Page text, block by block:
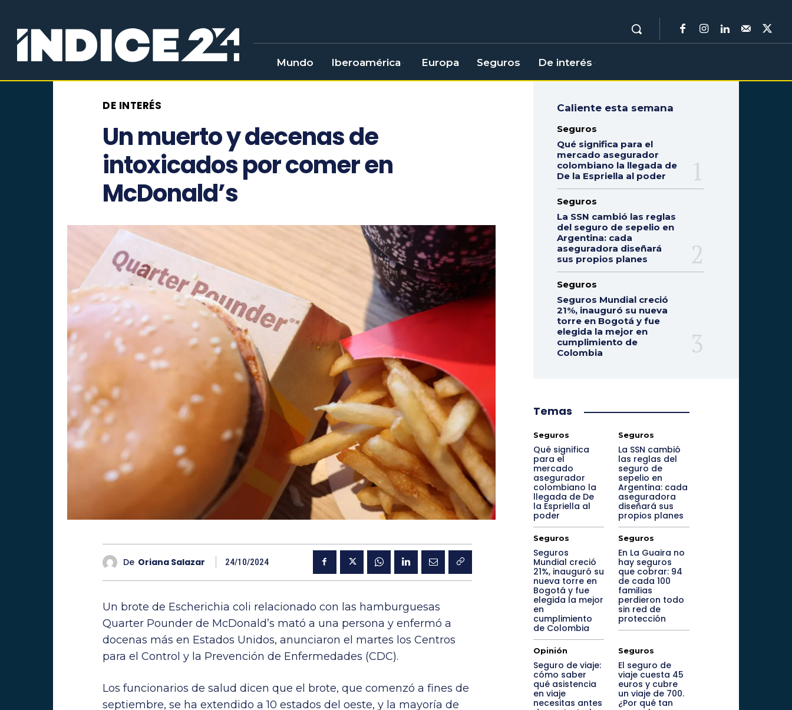
Mundo Iberoamérica Europa Seguros De interés
DE INTERÉS
Un muerto y decenas de
intoxicados por comer en
McDonald’s
De Oriana Salazar 24/10/2024
Un brote de Escherichia coli relacionado con las hamburguesas
Quarter Pounder de McDonald’s mató a una persona y enfermó a
docenas más en Estados Unidos, anunciaron el martes los Centros
para el Control y la Prevención de Enfermedades (CDC).
Los funcionarios de salud dicen que el brote, que comenzó a fines de
septiembre, se ha extendido a 10 estados del oeste, y la mayoría de
Caliente esta semana
Seguros
Qué significa para el
mercado asegurador
colombiano la llegada de
De la Espriella al poder
Seguros
La SSN cambió las reglas
del seguro de sepelio en
Argentina: cada
aseguradora diseñará
sus propios planes
Seguros
Seguros Mundial creció
21%, inauguró su nueva
torre en Bogotá y fue
elegida la mejor en
cumplimiento de
Colombia
Temas
Seguros
Qué significa
para el
mercado
asegurador
colombiano la
llegada de De
la Espriella al
poder
Seguros
La SSN cambió
las reglas del
seguro de
sepelio en
Argentina: cada
aseguradora
diseñará sus
propios planes
Seguros
Seguros
Mundial creció
21%, inauguró su
nueva torre en
Bogotá y fue
elegida la mejor
en
cumplimiento
de Colombia
Seguros
En La Guaira no
hay seguros
que cobrar: 94
de cada 100
familias
perdieron todo
sin red de
protección
Opinión
Seguro de viaje:
cómo saber
qué asistencia
en viaje
necesitas antes
Seguros
El seguro de
viaje cuesta 45
euros y cubre
un viaje de 700.
¿Por qué tan